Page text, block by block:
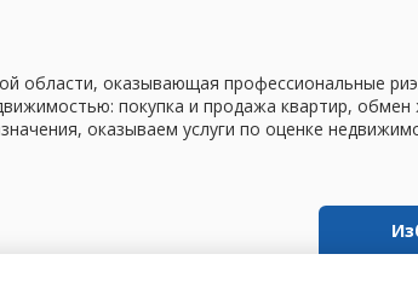
области, оказывающая профессиональные
покупка и продажа квартир, обмен
оказываем услуги по оценке